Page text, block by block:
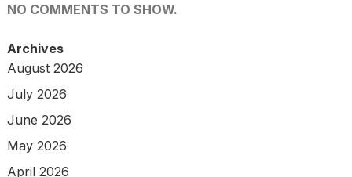
NO COMMENTS TO SHOW.
Archives
August 2026
July 2026
June 2026
May 2026
April 2026